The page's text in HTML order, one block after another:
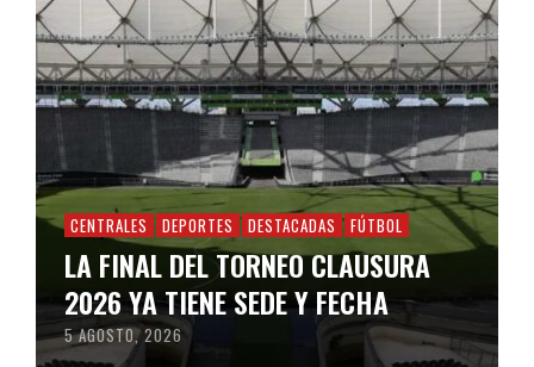
CENTRALES DEPORTES DESTACADAS FÚTBOL
LA FINAL DEL TORNEO CLAUSURA
2026 YA TIENE SEDE Y FECHA
5 AGOSTO, 2026